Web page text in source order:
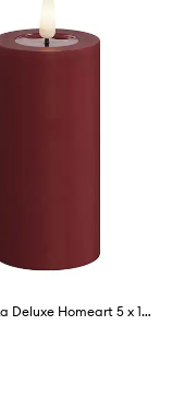
LED svíčka Deluxe Homeart 5 x 10 cm